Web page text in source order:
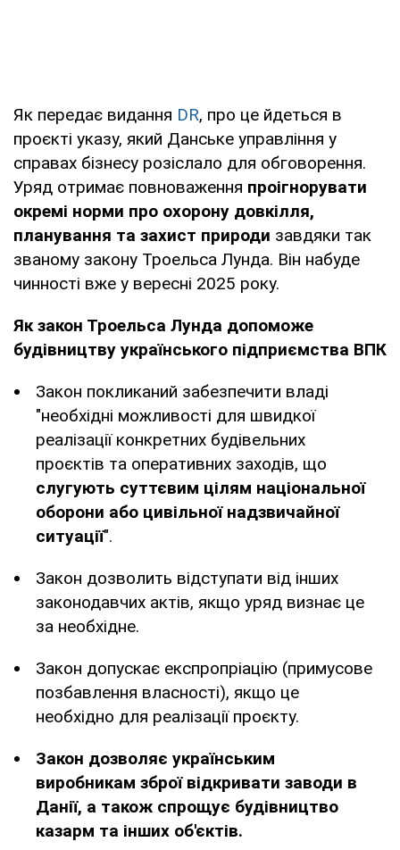
Як передає видання DR, про це йдеться в
проєкті указу, який Данське управління у
справах бізнесу розіслало для обговорення.
Уряд отримає повноваження проігнорувати
окремі норми про охорону довкілля,
планування та захист природи завдяки так
званому закону Троельса Лунда. Він набуде
чинності вже у вересні 2025 року.
Як закон Троельса Лунда допоможе
будівництву українського підприємства ВПК
Закон покликаний забезпечити владі
"необхідні можливості для швидкої
реалізації конкретних будівельних
проєктів та оперативних заходів, що
слугують суттєвим цілям національної
оборони або цивільної надзвичайної
ситуації".
Закон дозволить відступати від інших
законодавчих актів, якщо уряд визнає це
за необхідне.
Закон допускає експропріацію (примусове
позбавлення власності), якщо це
необхідно для реалізації проєкту.
Закон дозволяє українським
виробникам зброї відкривати заводи в
Данії, а також спрощує будівництво
казарм та інших об'єктів.